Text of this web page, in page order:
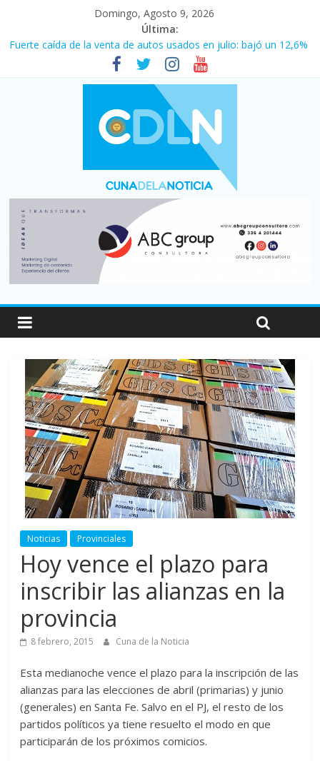
Domingo, Agosto 9, 2026
Última:
Fuerte caída de la venta de autos usados en julio: bajó un 12,6%
El agro argentino logró un récord histórico de exportaciones en
La morosidad alcanzó su nivel más alto en dos décadas y ya
afecta a 400 mil deudores en Santa Fe
Desde que asumió Milei cerraron 41.000 kioscos: el sector
Vacaciones de invierno con más movimiento y consumo
turístico: 4,6 millones de personas viajaron por el país, un 5,9%
más que en 2025
Noticias Provinciales
Hoy vence el plazo para
inscribir las alianzas en la
provincia
8 febrero, 2015 Cuna de la Noticia
Esta medianoche vence el plazo para la inscripción de las
alianzas para las elecciones de abril (primarias) y junio
(generales) en Santa Fe. Salvo en el PJ, el resto de los
partidos políticos ya tiene resuelto el modo en que
participarán de los próximos comicios.